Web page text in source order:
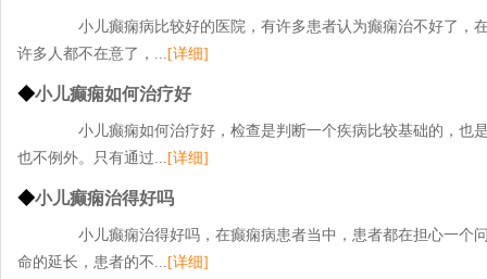
小儿癫痫病比较好的医院，有许多患者认为癫痫治不好了，
许多人都不在意了，... [详细]
◆小儿癫痫如何治疗好
小儿癫痫如何治疗好，检查是判断一个疾病比较基础的，也
也不例外。只有通过... [详细]
◆小儿癫痫治得好吗
小儿癫痫治得好吗，在癫痫病患者当中，患者都在担心一个
命的延长，患者的不... [详细]